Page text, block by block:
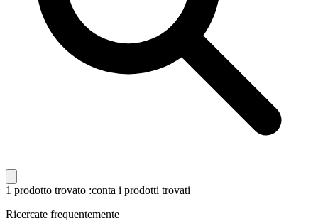
1 prodotto trovato :conta i prodotti trovati
Ricercate frequentemente